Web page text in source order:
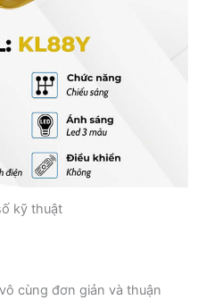
kỹ thuật
cùng đơn giản và thuận